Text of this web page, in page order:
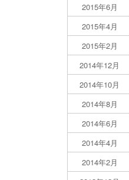
2015年6月
2015年4月
2015年2月
2014年12月
2014年10月
2014年8月
2014年6月
2014年4月
2014年2月